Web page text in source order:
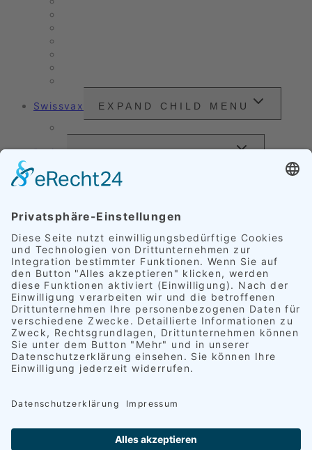
Swissvax EXPAND CHILD MENU
Preise EXPAND CHILD MENU
Außenveredelung
Innenveredelung
FAQ
Referenzen EXPAND CHILD MENU
Polster
Schimmelpilz
Leder
Alufelgen
Lackkratzer
Scheinwerfer
Rückleuchten
Kundenzitate
Kontakt